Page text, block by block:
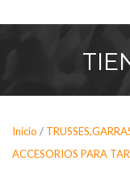
Inicio /
ACCESORIOS PARA